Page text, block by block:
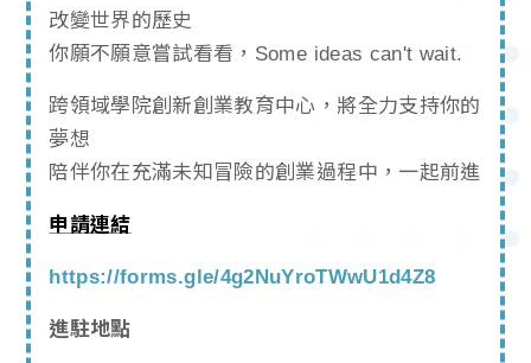
改變世界的歷史
你願不願意嘗試看看，Some ideas can't wait.
跨領域學院創新創業教育中心，將全力支持你的
夢想
陪伴你在充滿未知冒險的創業過程中，一起前進
申請連結
https://forms.gle/4g2NuYroTWwU1d4Z8
進駐地點